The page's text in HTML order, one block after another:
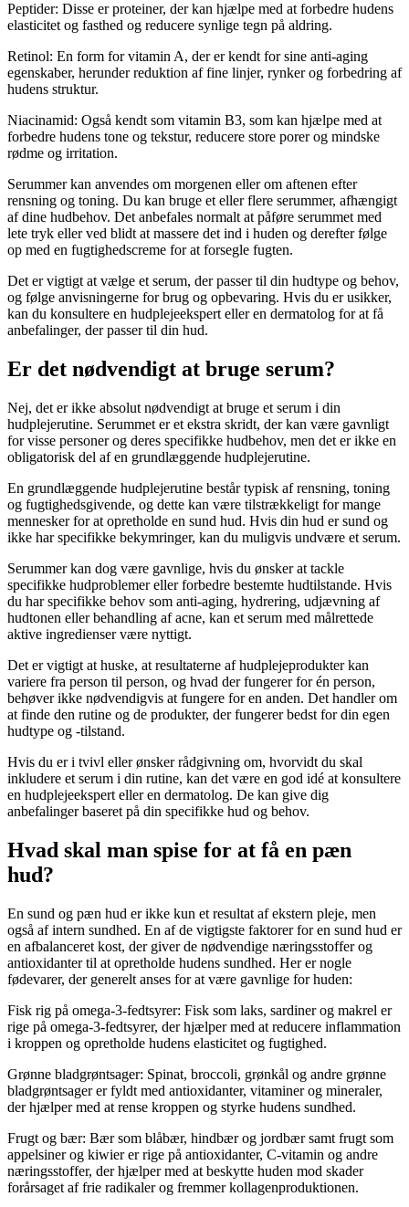
Peptider: Disse er proteiner, der kan hjælpe med at forbedre hudens
elasticitet og fasthed og reducere synlige tegn på aldring.
Retinol: En form for vitamin A, der er kendt for sine anti-aging
egenskaber, herunder reduktion af fine linjer, rynker og forbedring af
hudens struktur.
Niacinamid: Også kendt som vitamin B3, som kan hjælpe med at
forbedre hudens tone og tekstur, reducere store porer og mindske
rødme og irritation.
Serummer kan anvendes om morgenen eller om aftenen efter
rensning og toning. Du kan bruge et eller flere serummer, afhængigt
af dine hudbehov. Det anbefales normalt at påføre serummet med
lete tryk eller ved blidt at massere det ind i huden og derefter følge
op med en fugtighedscreme for at forsegle fugten.
Det er vigtigt at vælge et serum, der passer til din hudtype og behov,
og følge anvisningerne for brug og opbevaring. Hvis du er usikker,
kan du konsultere en hudplejeekspert eller en dermatolog for at få
anbefalinger, der passer til din hud.
Er det nødvendigt at bruge serum?
Nej, det er ikke absolut nødvendigt at bruge et serum i din
hudplejerutine. Serummet er et ekstra skridt, der kan være gavnligt
for visse personer og deres specifikke hudbehov, men det er ikke en
obligatorisk del af en grundlæggende hudplejerutine.
En grundlæggende hudplejerutine består typisk af rensning, toning
og fugtighedsgivende, og dette kan være tilstrækkeligt for mange
mennesker for at opretholde en sund hud. Hvis din hud er sund og
ikke har specifikke bekymringer, kan du muligvis undvære et serum.
Serummer kan dog være gavnlige, hvis du ønsker at tackle
specifikke hudproblemer eller forbedre bestemte hudtilstande. Hvis
du har specifikke behov som anti-aging, hydrering, udjævning af
hudtonen eller behandling af acne, kan et serum med målrettede
aktive ingredienser være nyttigt.
Det er vigtigt at huske, at resultaterne af hudplejeprodukter kan
variere fra person til person, og hvad der fungerer for én person,
behøver ikke nødvendigvis at fungere for en anden. Det handler om
at finde den rutine og de produkter, der fungerer bedst for din egen
hudtype og -tilstand.
Hvis du er i tvivl eller ønsker rådgivning om, hvorvidt du skal
inkludere et serum i din rutine, kan det være en god idé at konsultere
en hudplejeekspert eller en dermatolog. De kan give dig
anbefalinger baseret på din specifikke hud og behov.
Hvad skal man spise for at få en pæn
hud?
En sund og pæn hud er ikke kun et resultat af ekstern pleje, men
også af intern sundhed. En af de vigtigste faktorer for en sund hud er
en afbalanceret kost, der giver de nødvendige næringsstoffer og
antioxidanter til at opretholde hudens sundhed. Her er nogle
fødevarer, der generelt anses for at være gavnlige for huden:
Fisk rig på omega-3-fedtsyrer: Fisk som laks, sardiner og makrel er
rige på omega-3-fedtsyrer, der hjælper med at reducere inflammation
i kroppen og opretholde hudens elasticitet og fugtighed.
Grønne bladgrøntsager: Spinat, broccoli, grønkål og andre grønne
bladgrøntsager er fyldt med antioxidanter, vitaminer og mineraler,
der hjælper med at rense kroppen og styrke hudens sundhed.
Frugt og bær: Bær som blåbær, hindbær og jordbær samt frugt som
appelsiner og kiwier er rige på antioxidanter, C-vitamin og andre
næringsstoffer, der hjælper med at beskytte huden mod skader
forårsaget af frie radikaler og fremmer kollagenproduktionen.